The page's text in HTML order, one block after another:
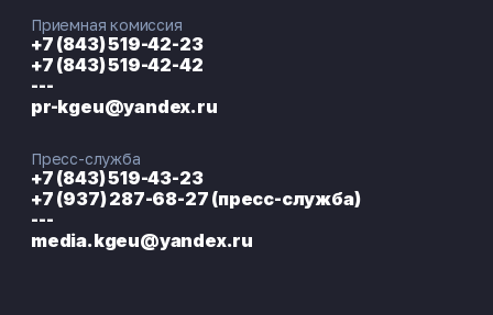
Приемная комиссия
+7 (843) 519-42-23
+7 (843) 519-42-42
---
pr-kgeu@yandex.ru
Пресс-служба
+7 (843) 519-43-23
+7 (937) 287-68-27 (пресс-служба)
---
media.kgeu@yandex.ru